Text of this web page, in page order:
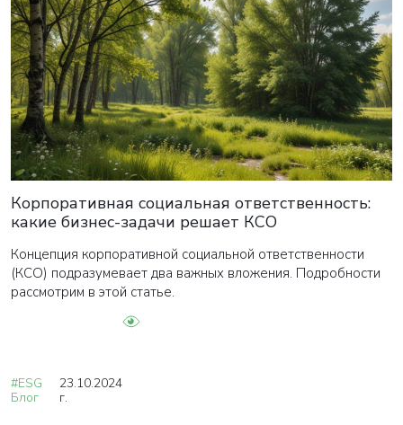
Корпоративная социальная ответственность:
какие бизнес-задачи решает КСО
Концепция корпоративной социальной ответственности
(КСО) подразумевает два важных вложения. Подробности
рассмотрим в этой статье.
#ESG
Блог
23.10.2024
г.
ВАША ЗАЯВКА ОТПРАВЛЕНА
в ближайшее время наши менеджеры